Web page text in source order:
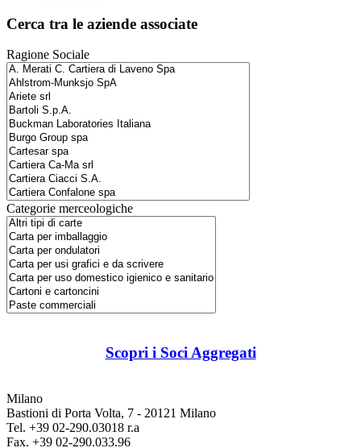
Cerca tra le aziende associate
Ragione Sociale
Categorie merceologiche
Scopri i Soci Aggregati
Milano
Bastioni di Porta Volta, 7 - 20121 Milano
Tel. +39 02-290.03018 r.a
Fax. +39 02-290.033.96